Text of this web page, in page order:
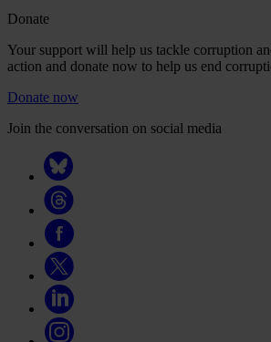
Donate
Your support will help us tackle corruption
action and donate now to help us end
Donate now
Join the conversation on social media